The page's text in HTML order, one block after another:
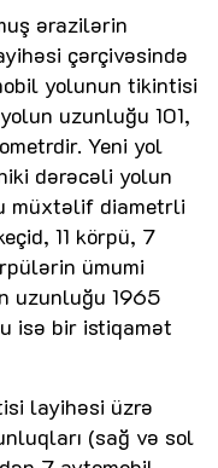
ərazilərin
çərçivəsində
yolunun tikintisi
uzunluğu 101,
Yeni yol
dərəcəli yolun
müxtəlif diametrli
11 körpü, 7
ümumi
uzunluğu 1965
isə bir istiqamət
layihəsi üzrə
(sağ və sol